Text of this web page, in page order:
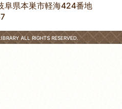
阜県本巣市軽海424番地
ALL RIGHTS RESERVED.